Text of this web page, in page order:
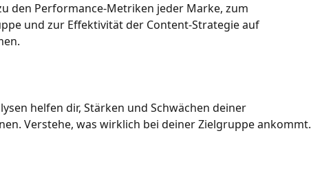
den Performance-Metriken jeder Marke, zum
und zur Effektivität der Content-Strategie auf
helfen dir, Stärken und Schwächen deiner
Verstehe, was wirklich bei deiner Zielgruppe ankommt.